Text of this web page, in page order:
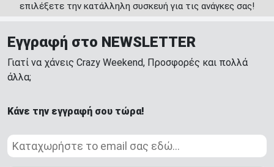
επιλέξετε την κατάλληλη συσκευή για τις ανάγκες σας!
Εγγραφή στο NEWSLETTER
Γιατί να χάνεις Crazy Weekend, Προσφορές και πολλά
άλλα;
Κάνε την εγγραφή σου τώρα!